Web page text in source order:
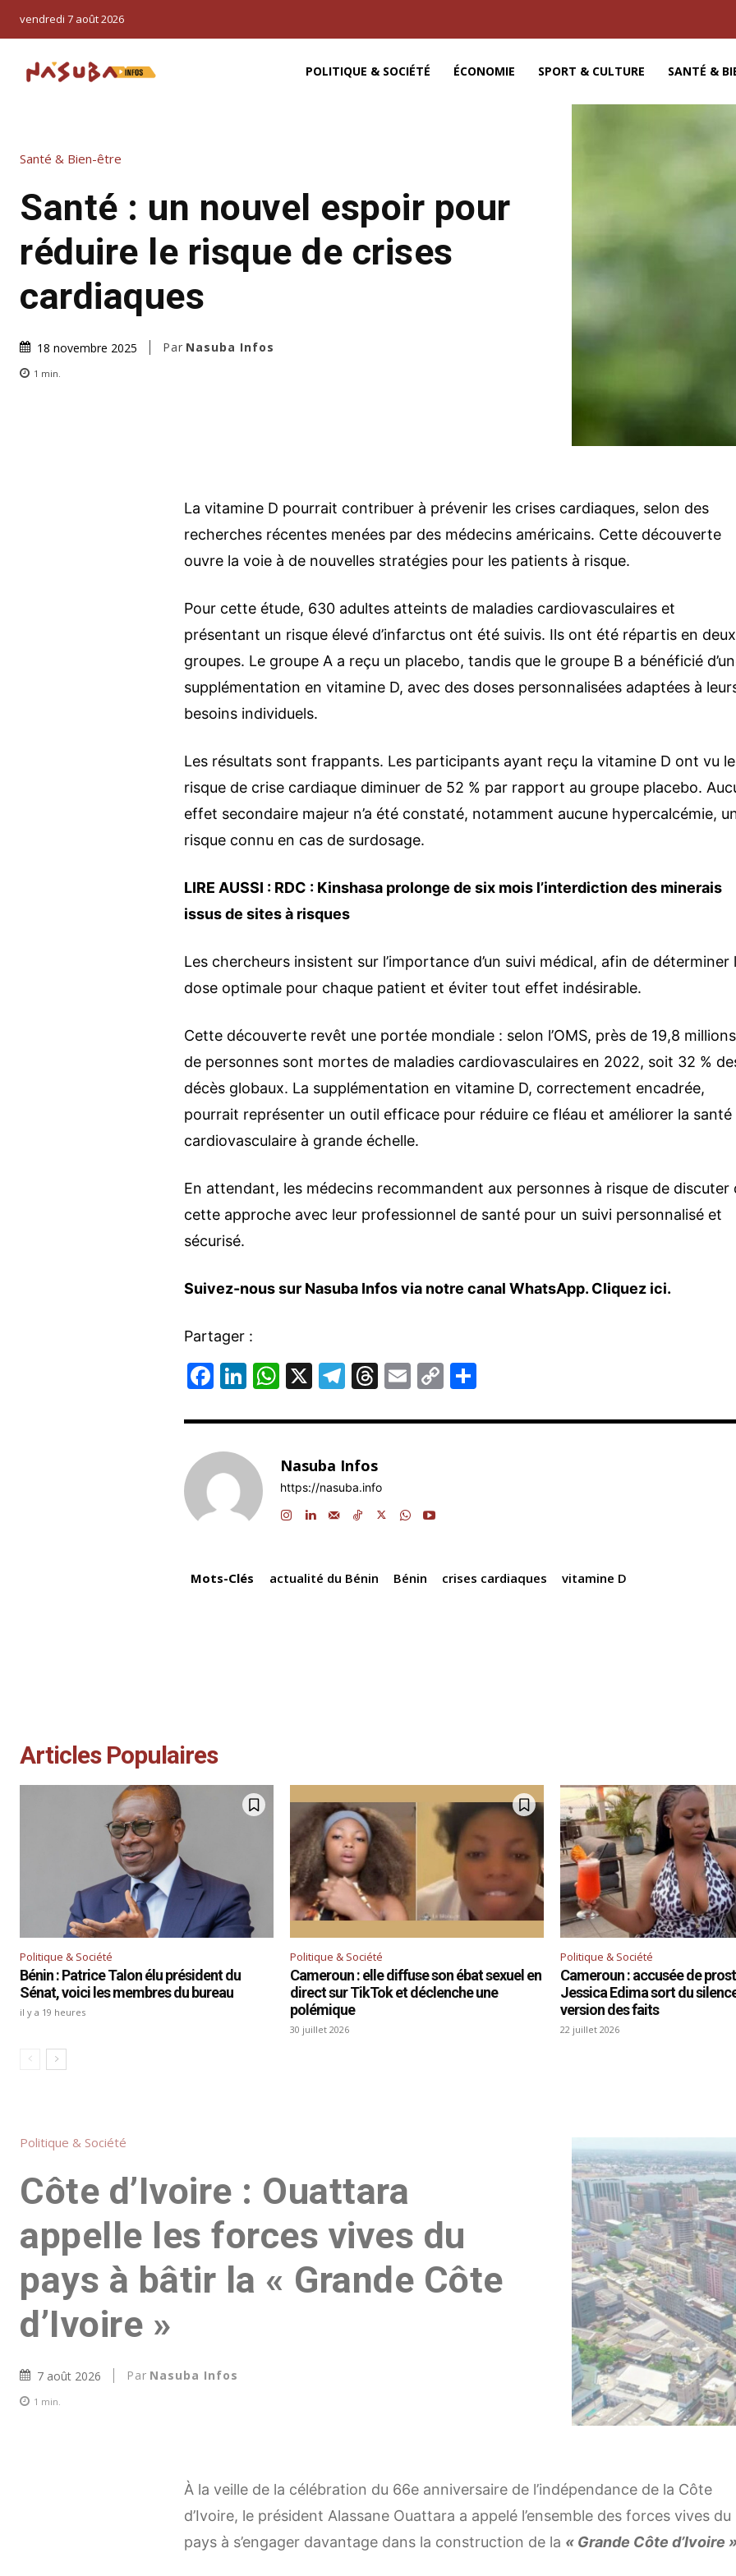
vendredi 7 août 2026
POLITIQUE & SOCIÉTÉ ÉCONOMIE SPORT & CULTURE SANTÉ &
Santé & Bien-être
Santé : un nouvel espoir pour
réduire le risque de crises
cardiaques
18 novembre 2025 Par Nasuba Infos
1 min.
La vitamine D pourrait contribuer à prévenir les crises cardiaques, selon des
recherches récentes menées par des médecins américains. Cette découverte
ouvre la voie à de nouvelles stratégies pour les patients à risque.
Pour cette étude, 630 adultes atteints de maladies cardiovasculaires et
présentant un risque élevé d’infarctus ont été suivis. Ils ont été répartis en deux
groupes. Le groupe A a reçu un placebo, tandis que le groupe B a bénéficié
supplémentation en vitamine D, avec des doses personnalisées adaptées à
besoins individuels.
Les résultats sont frappants. Les participants ayant reçu la vitamine D ont vu
risque de crise cardiaque diminuer de 52 % par rapport au groupe placebo.
effet secondaire majeur n’a été constaté, notamment aucune hypercalcémie,
risque connu en cas de surdosage.
LIRE AUSSI : RDC : Kinshasa prolonge de six mois l’interdiction des minerais
issus de sites à risques
Les chercheurs insistent sur l’importance d’un suivi médical, afin de déterminer
dose optimale pour chaque patient et éviter tout effet indésirable.
Cette découverte revêt une portée mondiale : selon l’OMS, près de 19,8 millions
de personnes sont mortes de maladies cardiovasculaires en 2022, soit 32 %
décès globaux. La supplémentation en vitamine D, correctement encadrée,
pourrait représenter un outil efficace pour réduire ce fléau et améliorer la santé
cardiovasculaire à grande échelle.
En attendant, les médecins recommandent aux personnes à risque de discuter
cette approche avec leur professionnel de santé pour un suivi personnalisé et
sécurisé.
Suivez-nous sur Nasuba Infos via notre canal WhatsApp. Cliquez ici.
Partager :
F
c
e
b
o
Li
k
e
dI
n
W
at
s
A
p
X
T
e
gr
a
m
T
e
d
s
E
ai
C
p ta
Nasuba Infos
https://nasuba.info
Mots-Clés actualité du Bénin Bénin crises cardiaques vitamine D
Articles Populaires
Politique & Société
Bénin : Patrice Talon élu président du
Sénat, voici les membres du bureau
il y a 19 heures
Politique & Société
Cameroun : elle diffuse son ébat sexuel en
direct sur TikTok et déclenche une
polémique
30 juillet 2026
Politique & Société
Cameroun : accusée de
Jessica Edima sort du
version des faits
22 juillet 2026